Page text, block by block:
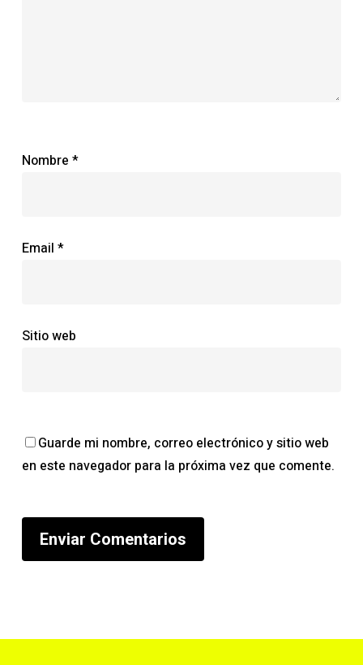
Nombre *
Email *
Sitio web
Guarde mi nombre, correo electrónico y sitio web
en este navegador para la próxima vez que comente.